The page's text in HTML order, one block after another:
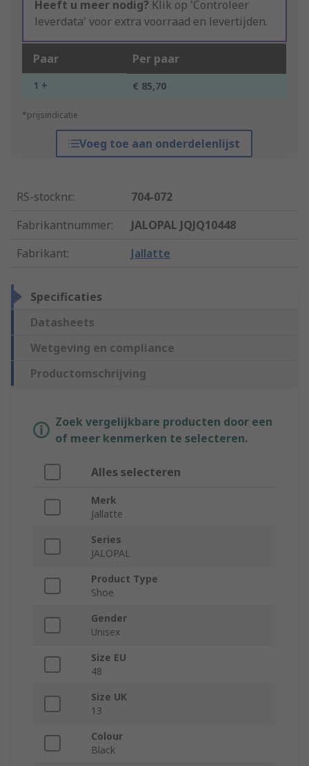
Heeft u meer nodig? Klik op 'Controleer
leverdata' voor extra voorraad en levertijden.
Paar Per paar
1 + € 85,70
*prijsindicatie
Voeg toe aan onderdelenlijst
RS-stocknr.:
704-072
Fabrikantnummer:
JALOPAL JQJQ10448
Fabrikant: Jallatte
Specificaties
Datasheets
Wetgeving en compliance
Productomschrijving
Zoek vergelijkbare producten door een
of meer kenmerken te selecteren.
Alles selecteren
Merk
Jallatte
Series
JALOPAL
Product Type
Shoe
Gender
Unisex
Size EU
48
Size UK
13
Colour
Black